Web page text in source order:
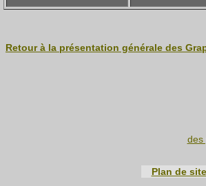
Retour à la présentation générale des
des
Plan de site